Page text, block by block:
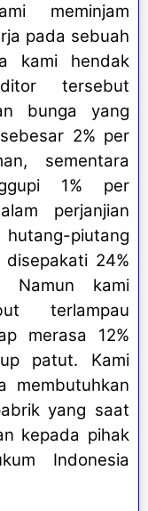
meminjam
pada sebuah
kami hendak
tersebut
bunga yang
2% per
sementara
1% per
perjanjian
piutang
24%
Namun kami
terlampau
merasa 12%
patut. Kami
membutuhkan
yang saat
kepada pihak
Indonesia